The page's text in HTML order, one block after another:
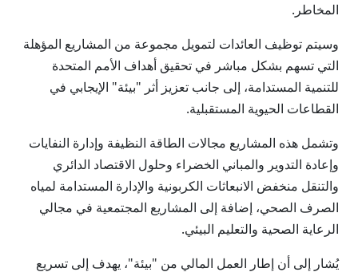
المخاطر.
وسيتم توظيف العائدات لتمويل مجموعة من المشاريع المؤهلة
التي تسهم بشكل مباشر في تحقيق أهداف الأمم المتحدة
للتنمية المستدامة، إلى جانب تعزيز أثر "بيئة" الإيجابي في
القطاعات الحيوية المستقبلية.
وتشمل هذه المشاريع مجالات الطاقة النظيفة وإدارة النفايات
وإعادة التدوير والمباني الخضراء وحلول الاقتصاد الدائري
والتنقل منخفض الانبعاثات الكربونية والإدارة المستدامة لمياه
الصرف الصحي، إضافة إلى المشاريع المجتمعية في مجالي
الرعاية الصحية والتعليم البيئي.
يُشار إلى أن إطار العمل المالي من "بيئة"، يهدف إلى تسريع